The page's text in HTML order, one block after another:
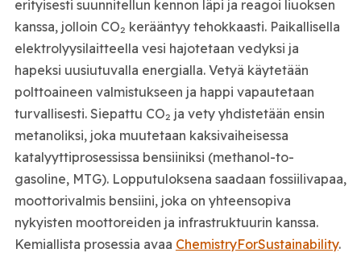
erityisesti suunnitellun kennon läpi ja reagoi liuoksen
kanssa, jolloin CO₂ kerääntyy tehokkaasti. Paikallisella
elektrolyysilaitteella vesi hajotetaan vedyksi ja
hapeksi uusiutuvalla energialla. Vetyä käytetään
polttoaineen valmistukseen ja happi vapautetaan
turvallisesti. Siepattu CO₂ ja vety yhdistetään ensin
metanoliksi, joka muutetaan kaksivaiheisessa
katalyyttiprosessissa bensiiniksi (methanol-to-
gasoline, MTG). Lopputuloksena saadaan fossiilivapaa,
moottorivalmis bensiini, joka on yhteensopiva
nykyisten moottoreiden ja infrastruktuurin kanssa.
Kemiallista prosessia avaa ChemistryForSustainability.